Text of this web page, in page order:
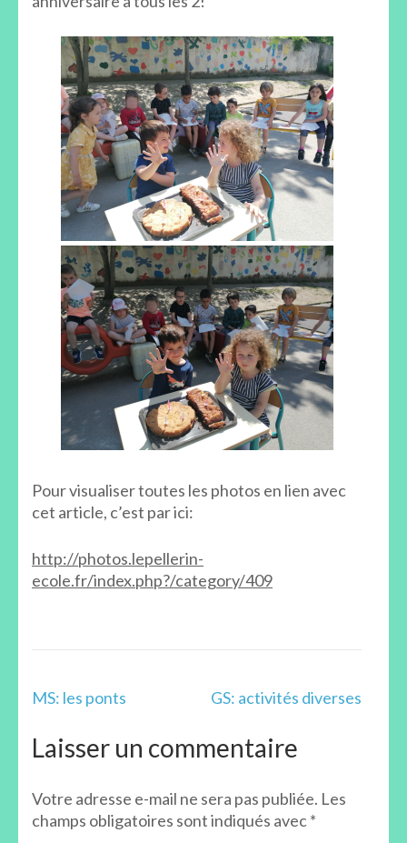
Pour visualiser toutes les photos en lien avec
cet article, c’est par ici:
http://photos.lepellerin-
ecole.fr/index.php?/category/409
Navigation
l’article
MS: les ponts GS: activités diverses
Laisser un commentaire
Votre adresse e-mail ne sera pas publiée. Les
champs obligatoires sont indiqués avec*